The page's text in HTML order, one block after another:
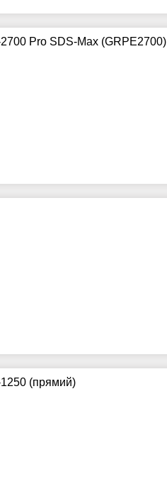
Pro SDS-Max (GRPE2700)
(прямий)